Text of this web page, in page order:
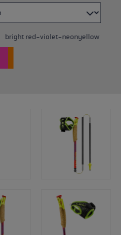
bright red-violet-neonyellow